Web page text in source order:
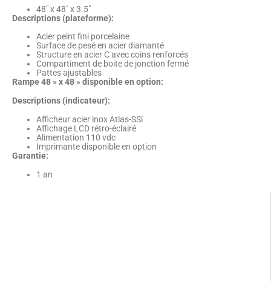
48″ x 48″ x 3.5″
Descriptions (plateforme):
Acier peint fini porcelaine
Surface de pesé en acier diamanté
Structure en acier C avec coins renforcés
Compartiment de boite de jonction fermé
Pattes ajustables
Rampe 48 » x 48 » disponible en option:
Descriptions (indicateur):
Afficheur acier inox Atlas-SSi
Affichage LCD rétro-éclairé
Alimentation 110 vdc
Imprimante disponible en option
Garantie:
1 an